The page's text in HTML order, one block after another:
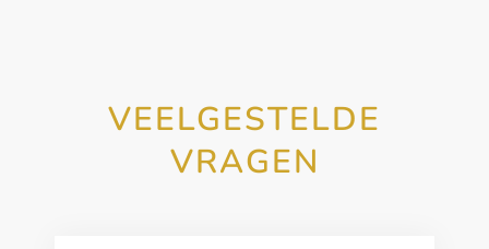
VEELGESTELDE
VRAGEN